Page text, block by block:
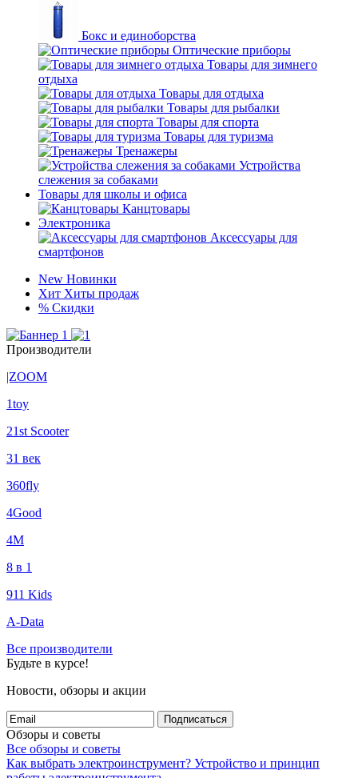
Бокс и единоборства
Оптические приборы
Товары для зимнего
отдыха
Товары для отдыха
Товары для рыбалки
Товары для спорта
Товары для туризма
Тренажеры
Устройства
слежения за собаками
Товары для школы и офиса
Канцтовары
Электроника
Аксессуары для
смартфонов
New Новинки
Хит Хиты продаж
% Скидки
Производители
|ZOOM
1toy
21st Scooter
31 век
360fly
4Good
4М
8 в 1
911 Kids
A-Data
Все производители
Будьте в курсе!
Новости, обзоры и акции
Подписаться
Обзоры и советы
Все обзоры и советы
Как выбрать электроинструмент? Устройство и принцип